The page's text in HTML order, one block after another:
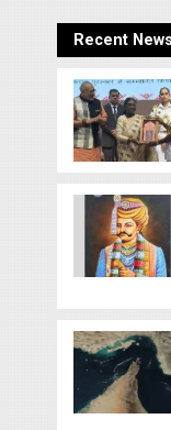
Recent News